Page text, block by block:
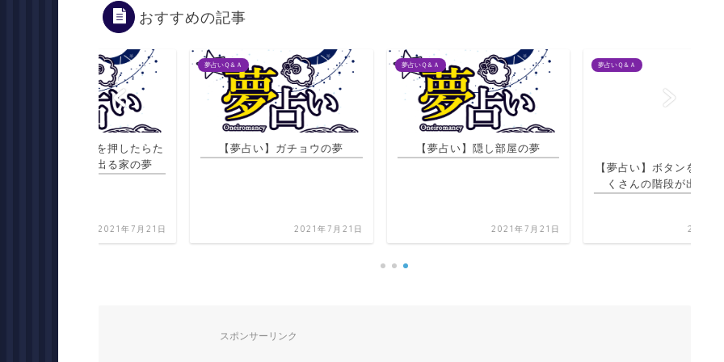
おすすめの記事
夢占いＱ＆Ａ
【夢占い】ガチョウの夢
夢占いＱ＆Ａ
【夢占い】隠し部屋の夢
夢占いＱ＆Ａ
【夢占い】ボタンを押したらた
くさんの階段が出る家の夢
スポンサーリンク